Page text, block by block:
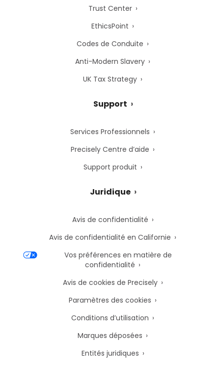
Trust Center
EthicsPoint
Codes de Conduite
Anti-Modern Slavery
UK Tax Strategy
Support
Services Professionnels
Precisely Centre d’aide
Support produit
Juridique
Avis de confidentialité
Avis de confidentialité en Californie
Vos préférences en matière de
confidentialité
Avis de cookies de Precisely
Paramètres des cookies
Conditions d’utilisation
Marques déposées
Entités juridiques